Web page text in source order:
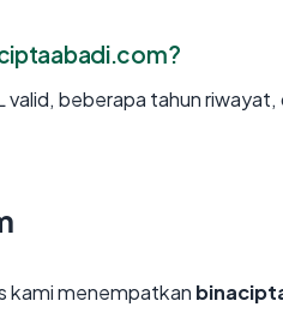
valid, beberapa tahun
kami menempatkan